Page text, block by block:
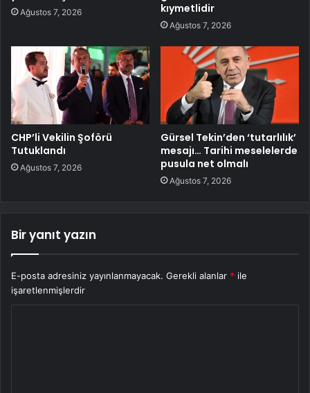
Ağustos 7, 2026
kıymetlidir
Ağustos 7, 2026
CHP’li Vekilin Şoförü
Tutuklandı
Ağustos 7, 2026
Gürsel Tekin’den ‘tutarlılık’
mesajı… Tarihi meselelerde
pusula net olmalı
Ağustos 7, 2026
Bir yanıt yazın
E-posta adresiniz yayınlanmayacak. Gerekli alanlar * ile
işaretlenmişlerdir